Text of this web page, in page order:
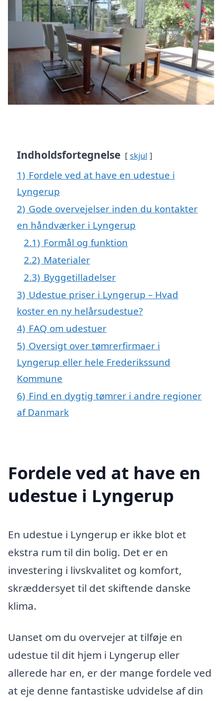
Indholdsfortegnelse skjul
1) Fordele ved at have en udestue i
Lyngerup
2) Gode overvejelser inden du kontakter
en håndværker i Lyngerup
2.1) Formål og funktion
2.2) Materialer
2.3) Byggetilladelser
3) Udestue priser i Lyngerup – Hvad
koster en ny helårsudestue?
4) FAQ om udestuer
5) Oversigt over tømrerfirmaer i
Lyngerup eller hele Frederikssund
Kommune
6) Find en dygtig tømrer i andre regioner
af Danmark
Fordele ved at have en
udestue i Lyngerup
En udestue i Lyngerup er ikke blot et
ekstra rum til din bolig. Det er en
investering i livskvalitet og komfort,
skræddersyet til det skiftende danske
klima.
Uanset om du overvejer at tilføje en
udestue til dit hjem i Lyngerup eller
allerede har en, er der mange fordele ved
at eje denne fantastiske udvidelse af din